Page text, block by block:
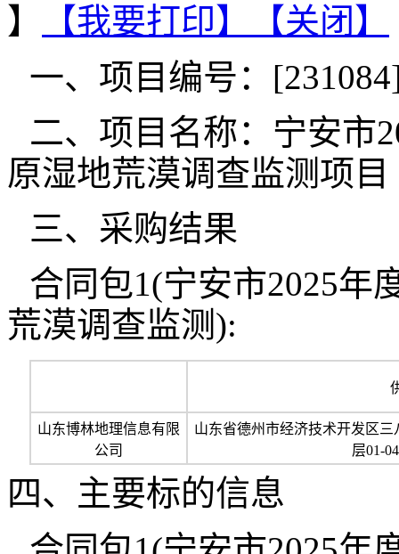
】
【我要打印】
【关闭】
一、项目编号：
二、项目名称：宁安市
原湿地荒漠调查监测项目
三、采购结果
合同包1(宁安市2025年
荒漠调查监测):
山东博林地理信息有限
公司
山东省德州市经济技术开发区三
层01-
四、主要标的信息